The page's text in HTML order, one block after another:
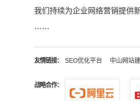
我们持续为企业网络营销提供
……
友情链接： SEO优化平台 中山网站
战略合作：